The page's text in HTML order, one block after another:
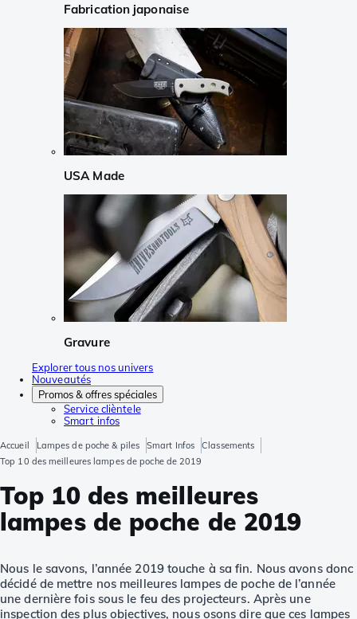
Fabrication japonaise
USA Made
Gravure
Explorer tous nos univers
Nouveautés
Promos & offres spéciales
Service clièntele
Smart infos
Accueil Lampes de poche & piles Smart Infos
Classements
Top 10 des meilleures lampes de poche de 2019
Top 10 des meilleures
lampes de poche de 2019
Nous le savons, l’année 2019 touche à sa fin. Nous avons donc
décidé de mettre nos meilleures lampes de poche de l’année
une dernière fois sous le feu des projecteurs. Après une
inspection des plus objectives, nous osons dire que ces lampes